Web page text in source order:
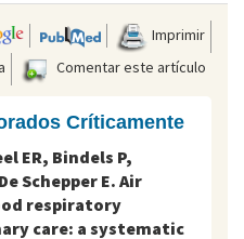
Imprimir
Comentar este artículo
Críticamente
ER, Bindels P,
Schepper E. Air
respiratory
care: a systematic